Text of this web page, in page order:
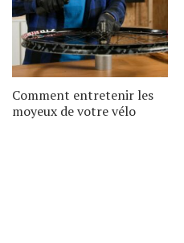
Comment entretenir les
moyeux de votre vélo